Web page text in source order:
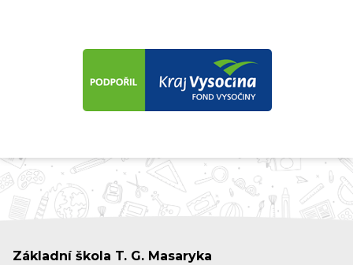
Základní škola T. G. Masaryka